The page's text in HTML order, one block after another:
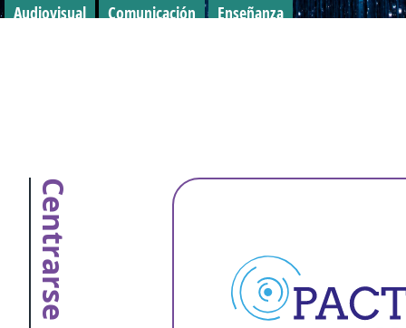
Audiovisual Comunicación Enseñanza